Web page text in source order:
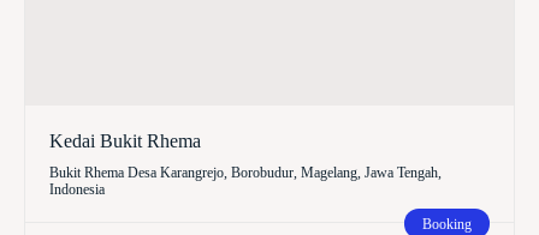
Kedai Bukit Rhema
Bukit Rhema Desa Karangrejo, Borobudur, Magelang, Jawa Tengah,
Indonesia
Booking